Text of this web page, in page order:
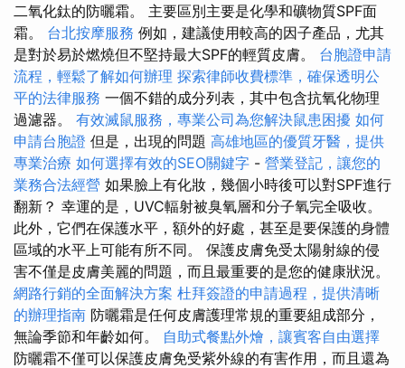
二氧化鈦的防曬霜。 主要區別主要是化學和礦物質SPF面
霜。 台北按摩服務 例如，建議使用較高的因子產品，尤其
是對於易於燃燒但不堅持最大SPF的輕質皮膚。 台胞證申請
流程，輕鬆了解如何辦理 探索律師收費標準，確保透明公
平的法律服務 一個不錯的成分列表，其中包含抗氧化物理
過濾器。 有效滅鼠服務，專業公司為您解決鼠患困擾 如何
申請台胞證 但是，出現的問題 高雄地區的優質牙醫，提供
專業治療 如何選擇有效的SEO關鍵字 - 營業登記，讓您的
業務合法經營 如果臉上有化妝，幾個小時後可以對SPF進行
翻新？ 幸運的是，UVC輻射被臭氧層和分子氧完全吸收。
此外，它們在保護水平，額外的好處，甚至是要保護的身體
區域的水平上可能有所不同。 保護皮膚免受太陽射線的侵
害不僅是皮膚美麗的問題，而且最重要的是您的健康狀況。
網路行銷的全面解決方案 杜拜簽證的申請過程，提供清晰
的辦理指南 防曬霜是任何皮膚護理常規的重要組成部分，
無論季節和年齡如何。 自助式餐點外燴，讓賓客自由選擇
防曬霜不僅可以保護皮膚免受紫外線的有害作用，而且還為